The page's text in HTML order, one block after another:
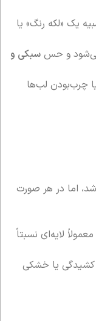
یک «لکه رنگ» یا
می‌شود و حس سبکی و
چرب‌بودن لب‌ها
اما در هر صورت
لایه‌ای نسبتاً
یا خشکی